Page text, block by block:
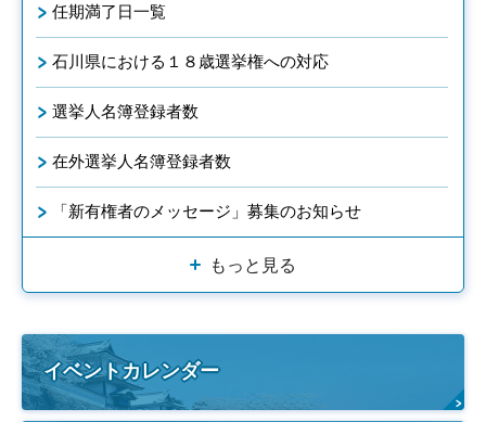
任期満了日一覧
石川県における１８歳選挙権への対応
選挙人名簿登録者数
在外選挙人名簿登録者数
「新有権者のメッセージ」募集のお知らせ
もっと見る
イベントカレンダー